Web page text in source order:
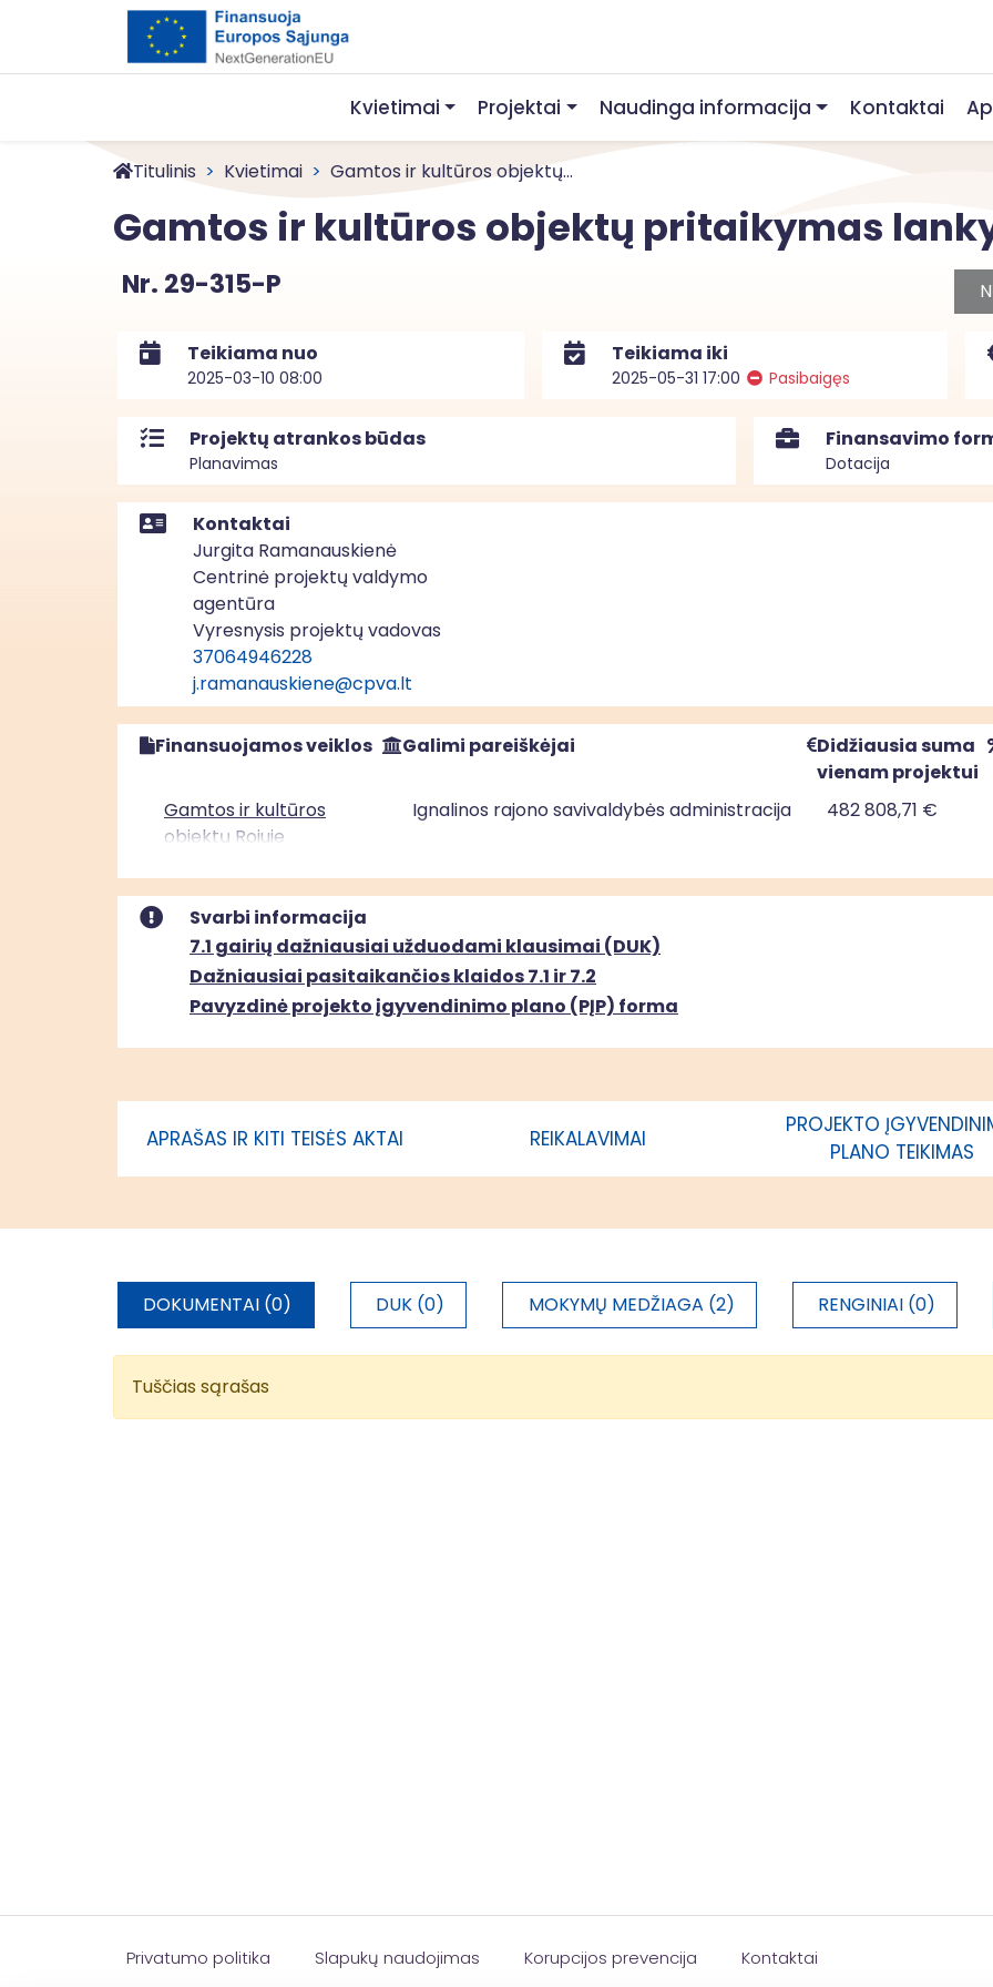
Kvietimai Projektai Naudinga informacija Kontaktai
Titulinis Kvietimai Gamtos ir kultūros objektų...
Gamtos ir kultūros objektų pritaikymas
Nr. 29-315-P
Teikiama nuo
2025-03-10 08:00
Teikiama iki
2025-05-31 17:00 Pasibaigęs
Projektų atrankos būdas
Planavimas
Finansavimo
Dotacija
Kontaktai
Jurgita Ramanauskienė
Centrinė projektų valdymo
agentūra
Vyresnysis projektų vadovas
37064946228
j.ramanauskiene@cpva.lt
Finansuojamos veiklos Galimi pareiškėjai
Didžiausia suma
vienam projektui
Gamtos ir kultūros
objektų Rojuje
Ignalinos rajono savivaldybės administracija 482 808,71 €
Lūšių ežero pritaikymas
lankymui
Ignalinos rajono savivaldybės administracija
lankymui
Svarbi informacija
7.1 gairių dažniausiai užduodami klausimai (DUK)
Dažniausiai pasitaikančios klaidos 7.1 ir 7.2
Pavyzdinė projekto įgyvendinimo plano (PĮP) forma
APRAŠAS IR KITI TEISĖS AKTAI REIKALAVIMAI
PROJEKTO
PLANO TEIKIMAS
DOKUMENTAI (0) DUK (0) MOKYMŲ MEDŽIAGA (2) RENGINIAI (0)
Tuščias sąrašas
Privatumo politika Slapukų naudojimas Korupcijos prevencija Kontaktai